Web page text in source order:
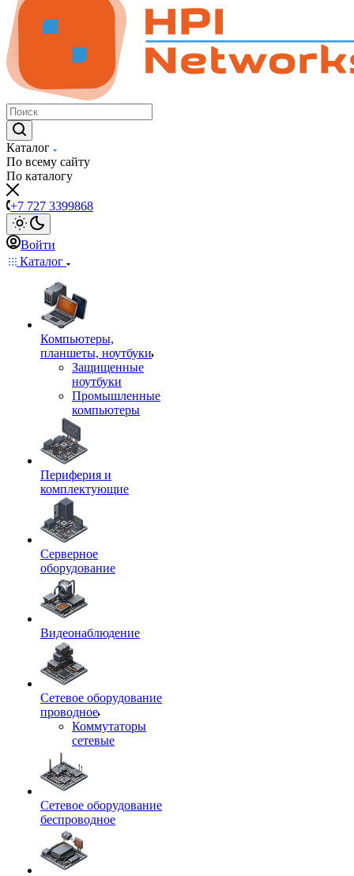
Каталог
По всему сайту
По каталогу
+7 727 3399868
Войти
Каталог
Компьютеры,
планшеты, ноутбуки
Защищенные
ноутбуки
Промышленные
компьютеры
Периферия и
комплектующие
Серверное
оборудование
Видеонаблюдение
Сетевое оборудование
проводное
Коммутаторы
сетевые
Сетевое оборудование
беспроводное